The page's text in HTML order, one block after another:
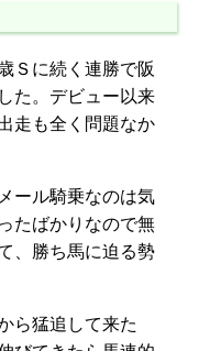
Ｓに続く連勝で阪
た。デビュー以来
走も全く問題なか
ール騎乗なのは気
たばかりなので無
、勝ち馬に迫る勢
ら猛追して来た